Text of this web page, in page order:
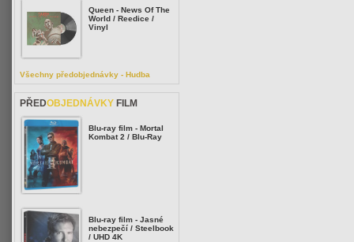
Queen - News Of The
World / Reedice /
Vinyl
Všechny předobjednávky - Hudba
PŘEDOBJEDNÁVKY FILM
Blu-ray film - Mortal
Kombat 2 / Blu-Ray
Blu-ray film - Jasné
nebezpečí / Steelbook
/ UHD 4K